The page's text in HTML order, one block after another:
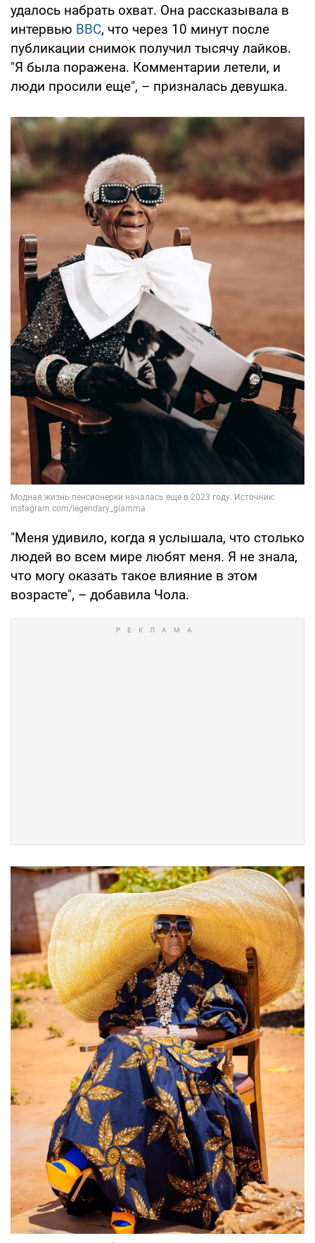
удалось набрать охват. Она рассказывала в
интервью BBC, что через 10 минут после
публикации снимок получил тысячу лайков.
"Я была поражена. Комментарии летели, и
люди просили еще", – призналась девушка.
"Меня удивило, когда я услышала, что столько
людей во всем мире любят меня. Я не знала,
что могу оказать такое влияние в этом
возрасте", – добавила Чола.